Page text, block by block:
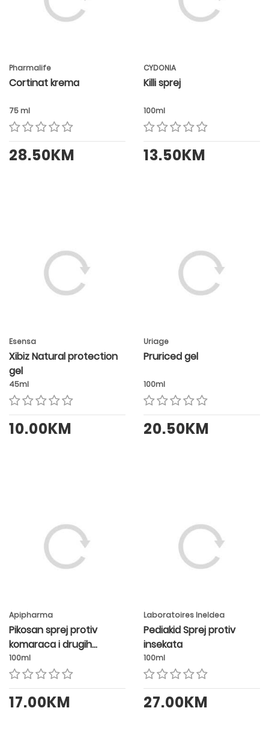
Pharmalife
Cortinat krema
75 ml
28.50KM
CYDONIA
Killi sprej
100ml
13.50KM
Esensa
Xibiz Natural protection
gel
45ml
10.00KM
Uriage
Pruriced gel
100ml
20.50KM
Apipharma
Pikosan sprej protiv
komaraca i drugih
insekata za odrasle
100ml
17.00KM
Laboratoires Ineldea
Pediakid Sprej protiv
insekata
100ml
27.00KM